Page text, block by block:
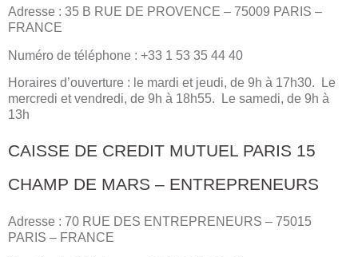
Adresse : 35 B RUE DE PROVENCE – 75009 PARIS –
FRANCE
Numéro de téléphone : +33 1 53 35 44 40
Horaires d’ouverture : le mardi et jeudi, de 9h à 17h30. Le
mercredi et vendredi, de 9h à 18h55. Le samedi, de 9h à
13h
CAISSE DE CREDIT MUTUEL PARIS 15
CHAMP DE MARS – ENTREPRENEURS
Adresse : 70 RUE DES ENTREPRENEURS – 75015
PARIS – FRANCE